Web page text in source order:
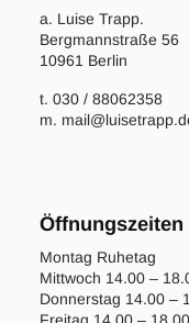
a. Luise Trapp.
Bergmannstraße 56
10961 Berlin
t. 030 / 88062358
m.
Öffnungszeiten
Montag Ruhetag
Mittwoch 14.00 –
Donnerstag 14.00 –